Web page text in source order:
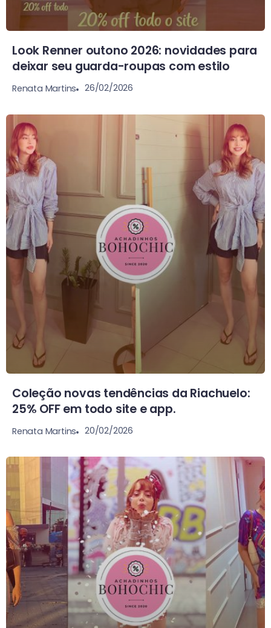
Look Renner outono 2026: novidades para
deixar seu guarda-roupas com estilo
Renata Martins 26/02/2026
Coleção novas tendências da Riachuelo:
25% OFF em todo site e app.
Renata Martins 20/02/2026